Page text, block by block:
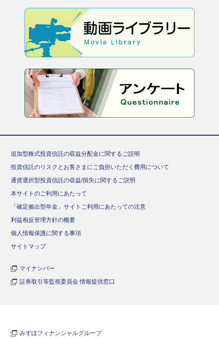
追加型株式投資信託の収益分配金に関するご説明
投資信託のリスクとお客さまにご負担いただく費用について
通貨選択型投資信託の収益/損失に関するご説明
本サイトのご利用にあたって
「確定拠出型年金」サイトご利用にあたっての注意
利益相反管理方針の概要
個人情報保護に関する事項
サイトマップ
マイナンバー
証券取引等監視委員会 情報提供窓口
みずほフィナンシャルグループ